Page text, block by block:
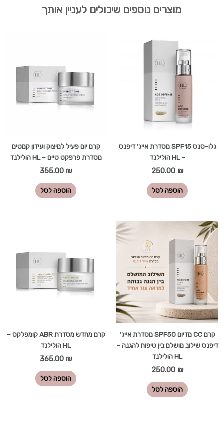
מוצרים נוספים שיכולים לעניין אותך
גלו-סנס SPF15 מסדרת אייג’ דיפנס
– HL הולילנד
250.00 ₪
הוספה לסל
קרם יום פעיל למיצוק ועידון קמטים
מסדרת פרפקט טיים – HL הולילנד
355.00 ₪
הוספה לסל
קרם CC מדיום SPF50 מסדרת אייג’
דיפנס שילוב מושלם בין טיפוח להגנה –
HL הולילנד
250.00 ₪
הוספה לסל
קרם מחדש מסדרת ABR קומפלקס –
HL הולילנד
365.00 ₪
הוספה לסל